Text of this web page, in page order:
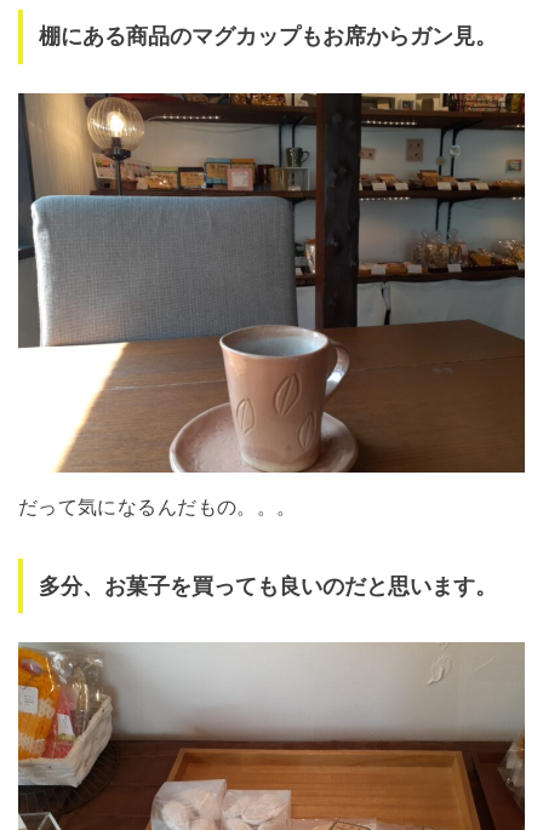
棚にある商品のマグカップもお席からガン見。
だって気になるんだもの。。。
多分、お菓子を買っても良いのだと思います。